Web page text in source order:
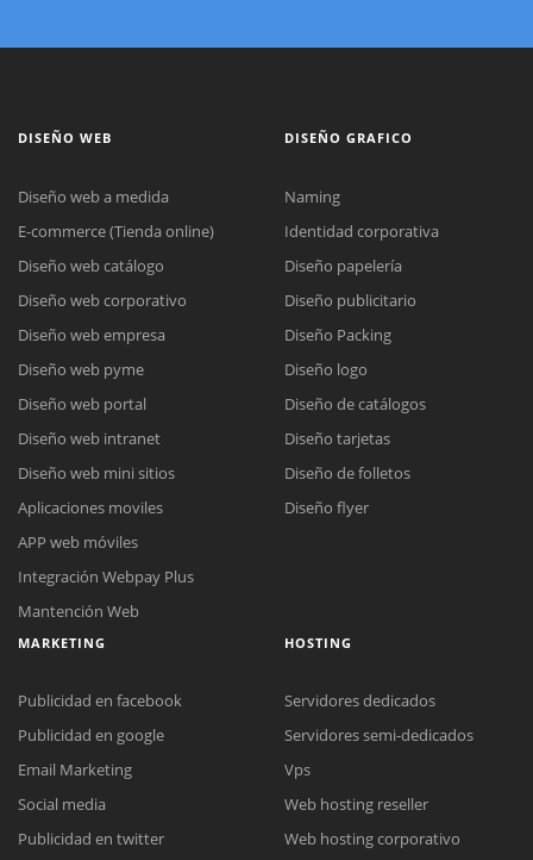
DISEÑO WEB
Diseño web a medida
E-commerce (Tienda online)
Diseño web catálogo
Diseño web corporativo
Diseño web empresa
Diseño web pyme
Diseño web portal
Diseño web intranet
Diseño web mini sitios
Aplicaciones moviles
APP web móviles
Integración Webpay Plus
Mantención Web
DISEÑO GRAFICO
Naming
Identidad corporativa
Diseño papelería
Diseño publicitario
Diseño Packing
Diseño logo
Diseño de catálogos
Diseño tarjetas
Diseño de folletos
Diseño flyer
MARKETING
Publicidad en facebook
Publicidad en google
Email Marketing
Social media
Publicidad en twitter
HOSTING
Servidores dedicados
Servidores semi-dedicados
Vps
Web hosting reseller
Web hosting corporativo